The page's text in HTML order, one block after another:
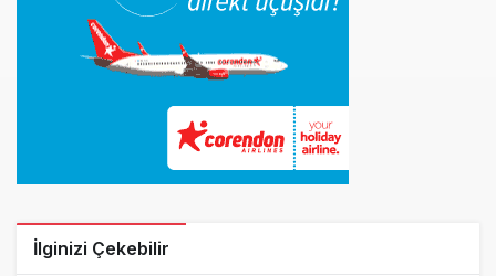
İlginizi Çekebilir